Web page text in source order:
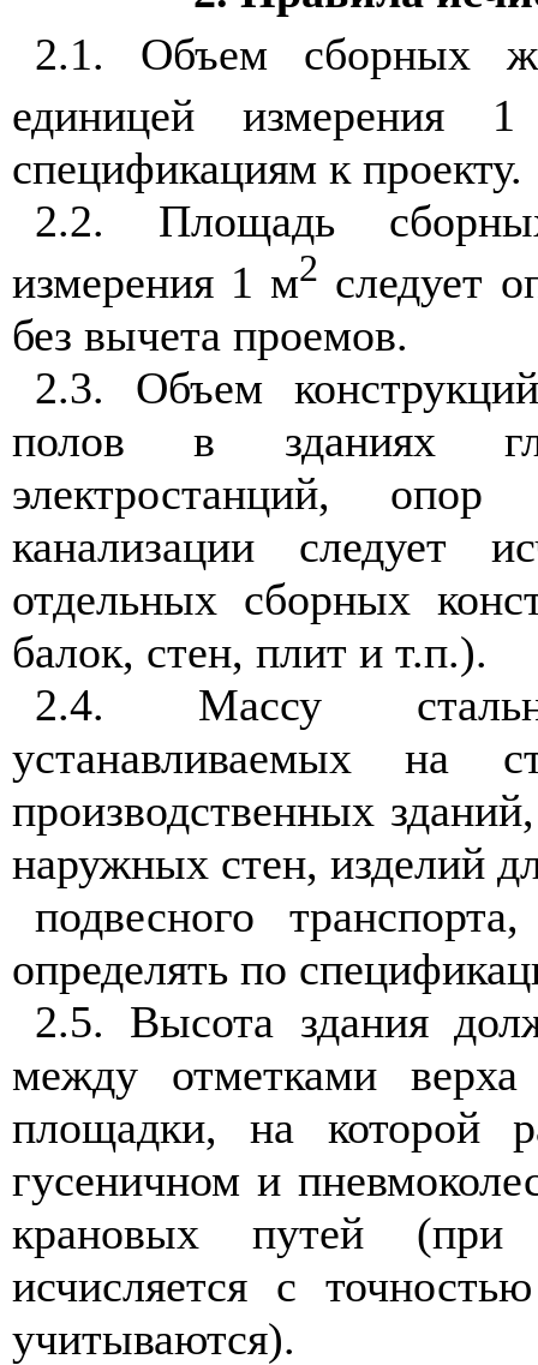
2.1. Объем сборных
единицей измерения
спецификациям к проекту.
2.2. Площадь
измерения 1 м2 следует
без вычета проемов.
2.3. Объем
полов в зданиях
электростанций,
канализации следует
отдельных сборных
балок, стен, плит и т.п.).
2.4. Массу
устанавливаемых на
производственных
наружных стен, изделий
подвесного
определять по
2.5. Высота здания
между отметками
площадки, на которой
гусеничном и
крановых путей
исчисляется с
учитываются).